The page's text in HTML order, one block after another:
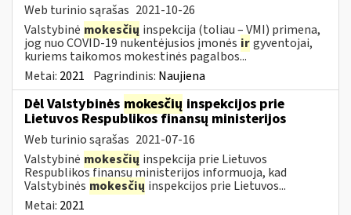
Web turinio sąrašas 2021-10-26
Valstybinė mokesčių inspekcija (toliau – VMI) primena,
jog nuo COVID-19 nukentėjusios įmonės irgyventojai,
kuriems taikomos mokestinės pagalbos...
Metai: 2021 Pagrindinis: Naujiena
Dėl Valstybinės mokesčių inspekcijos prie
Lietuvos Respublikos finansų ministerijos
Web turinio sąrašas 2021-07-16
Valstybinė mokesčių inspekcija prie Lietuvos
Respublikos finansų ministerijos informuoja, kad
Valstybinės mokesčių inspekcijos prie Lietuvos...
Metai: 2021